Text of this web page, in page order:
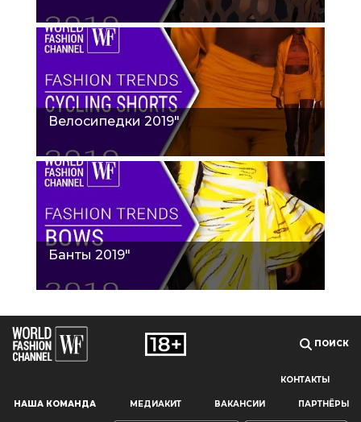
Наш сайт использует файлы cookie и похожие технологии,
Велосипедки 2019"
Банты 2019"
ПОИСК
КОНТАКТЫ
НАША КОМАНДА МЕДИАКИТ ВАКАНСИИ ПАРТНЁРЫ